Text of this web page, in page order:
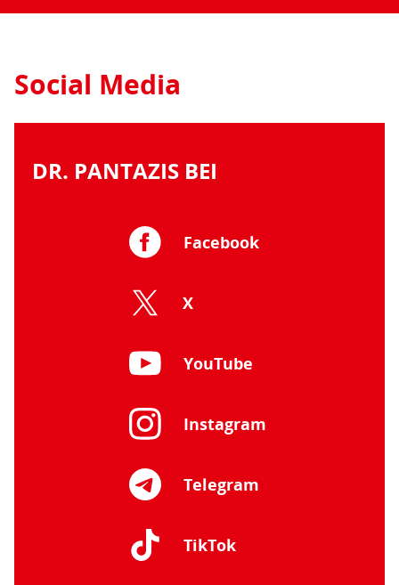
Social Media
DR. PANTAZIS BEI
Facebook
X
YouTube
Instagram
Telegram
TikTok